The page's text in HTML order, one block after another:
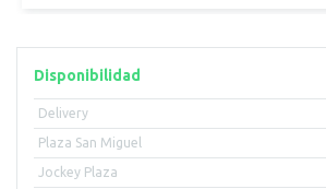
Disponibilidad
Delivery
Plaza San Miguel
Jockey Plaza